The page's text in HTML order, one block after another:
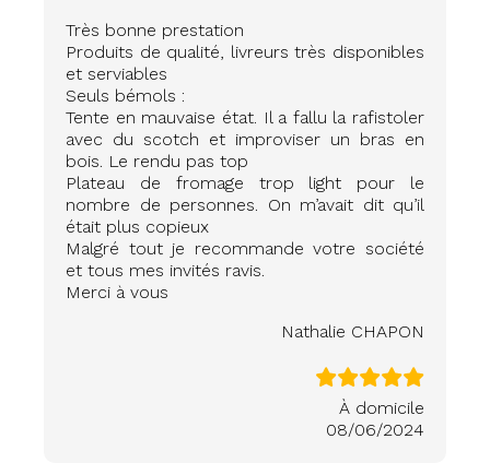
Très bonne prestation
Produits de qualité, livreurs très disponibles
et serviables
Seuls bémols :
Tente en mauvaise état. Il a fallu la rafistoler
avec du scotch et improviser un bras en
bois. Le rendu pas top
Plateau de fromage trop light pour le
nombre de personnes. On m’avait dit qu’il
était plus copieux
Malgré tout je recommande votre société
et tous mes invités ravis.
Merci à vous
Nathalie CHAPON
À domicile
08/06/2024